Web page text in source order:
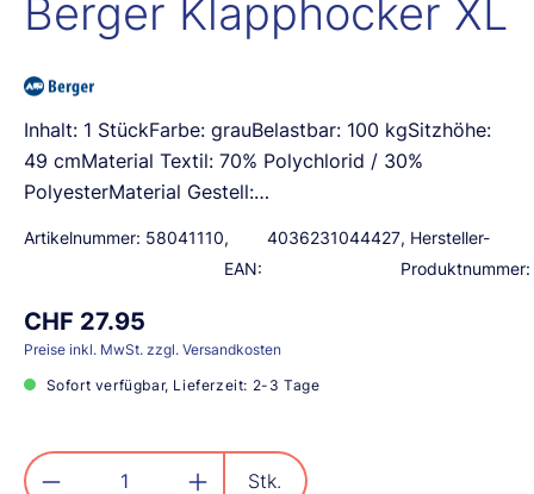
Berger Klapphocker XL
Inhalt: 1 StückFarbe: grauBelastbar: 100 kgSitzhöhe:
49 cmMaterial Textil: 70% Polychlorid / 30%
PolyesterMaterial Gestell:…
Artikelnummer: 58041110,
EAN:
4036231044427, Hersteller-
Produktnummer:
CHF 27.95
Preise inkl. MwSt. zzgl. Versandkosten
Sofort verfügbar, Lieferzeit: 2-3 Tage
Produkt Anzahl: Gib den
Stk.